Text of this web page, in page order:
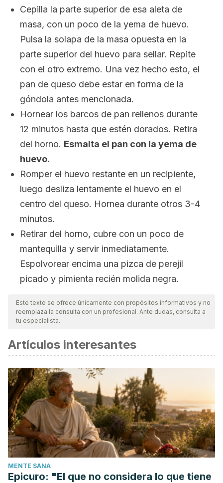
Cepilla la parte superior de esa aleta de
masa, con un poco de la yema de huevo.
Pulsa la solapa de la masa opuesta en la
parte superior del huevo para sellar. Repite
con el otro extremo. Una vez hecho esto, el
pan de queso debe estar en forma de la
góndola antes mencionada.
Hornear los barcos de pan rellenos durante
12 minutos hasta que estén dorados. Retira
del horno. Esmalta el pan con la yema de
huevo.
Romper el huevo restante en un recipiente,
luego desliza lentamente el huevo en el
centro del queso. Hornea durante otros 3-4
minutos.
Retirar del horno, cubre con un poco de
mantequilla y servir inmediatamente.
Espolvorear encima una pizca de perejil
picado y pimienta recién molida negra.
Este texto se ofrece únicamente con propósitos informativos y no
reemplaza la consulta con un profesional. Ante dudas, consulta a
tu especialista.
Artículos interesantes
MENTE SANA
Epicuro: "El que no considera lo que tiene